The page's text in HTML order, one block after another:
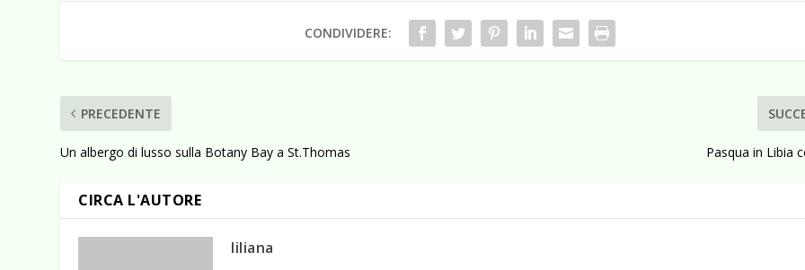
CONDIVIDERE:
PRECEDENTE
Un albergo di lusso sulla Botany Bay a St.Thomas Pasqua in Libia
CIRCA L'AUTORE
liliana